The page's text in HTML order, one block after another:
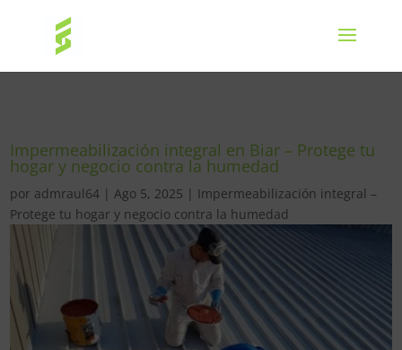
Impermeabilización integral en Biar – Protege tu
hogar y negocio contra la humedad
por admraul64 |Ago 5, 2025 | Impermeabilización integral –
Protege tu hogar y negocio contra la humedad